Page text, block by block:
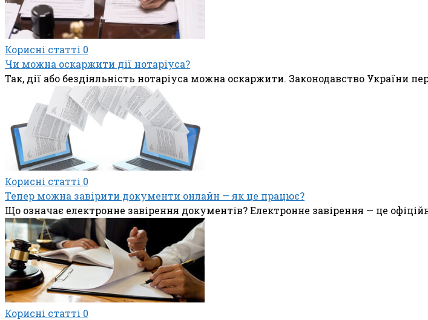
Корисні статті 0
Чи можна оскаржити дії нотаріуса?
Так, дії або бездіяльність нотаріуса можна оскаржити. Законодавство України
Корисні статті 0
Тепер можна завірити документи онлайн — як це працює?
Що означає електронне завірення документів? Електронне завірення — це
Корисні статті 0